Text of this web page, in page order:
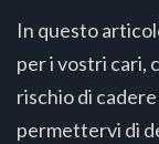
In questo
per i vostri cari,
rischio di
permettervi di